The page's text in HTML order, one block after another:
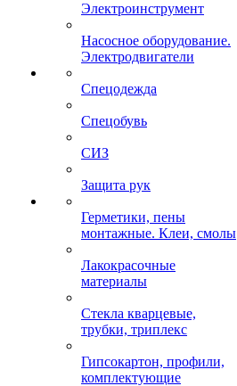
Электроинструмент
Насосное оборудование.
Электродвигатели
Спецодежда
Спецобувь
СИЗ
Защита рук
Герметики, пены
монтажные. Клеи, смолы
Лакокрасочные
материалы
Стекла кварцевые,
трубки, триплекс
Гипсокартон, профили,
комплектующие